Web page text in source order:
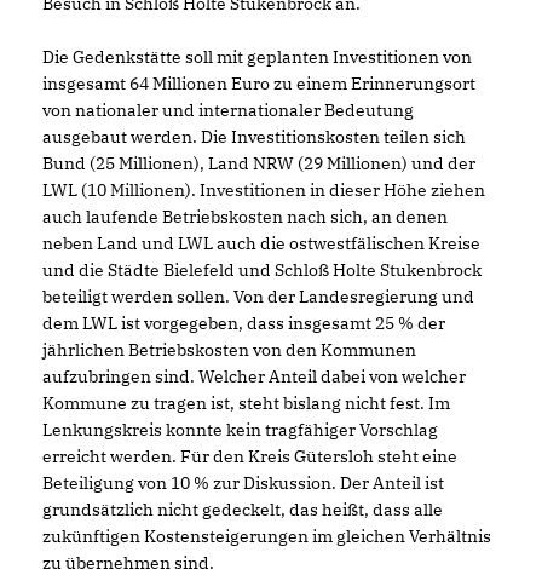
Die Gedenkstätte soll mit geplanten Investitionen von
insgesamt 64 Millionen Euro zu einem Erinnerungsort
von nationaler und internationaler Bedeutung
ausgebaut werden. Die Investitionskosten teilen sich
Bund (25 Millionen), Land NRW (29 Millionen) und der
LWL (10 Millionen). Investitionen in dieser Höhe ziehen
auch laufende Betriebskosten nach sich, an denen
neben Land und LWL auch die ostwestfälischen Kreise
und die Städte Bielefeld und Schloß Holte Stukenbrock
beteiligt werden sollen. Von der Landesregierung und
dem LWL ist vorgegeben, dass insgesamt 25 % der
jährlichen Betriebskosten von den Kommunen
aufzubringen sind. Welcher Anteil dabei von welcher
Kommune zu tragen ist, steht bislang nicht fest. Im
Lenkungskreis konnte kein tragfähiger Vorschlag
erreicht werden. Für den Kreis Gütersloh steht eine
Beteiligung von 10 % zur Diskussion. Der Anteil ist
grundsätzlich nicht gedeckelt, das heißt, dass alle
zukünftigen Kostensteigerungen im gleichen Verhältnis
zu übernehmen sind.